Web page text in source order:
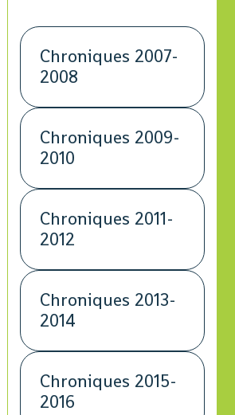
Chroniques 2007-
2008
Chroniques 2009-
2010
Chroniques 2011-
2012
Chroniques 2013-
2014
Chroniques 2015-
2016